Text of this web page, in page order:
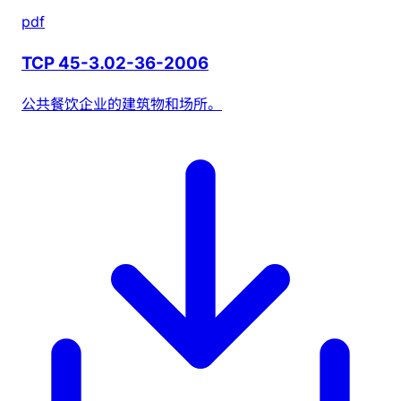
pdf
TCP 45-3.02-36-2006
公共餐饮企业的建筑物和场所。